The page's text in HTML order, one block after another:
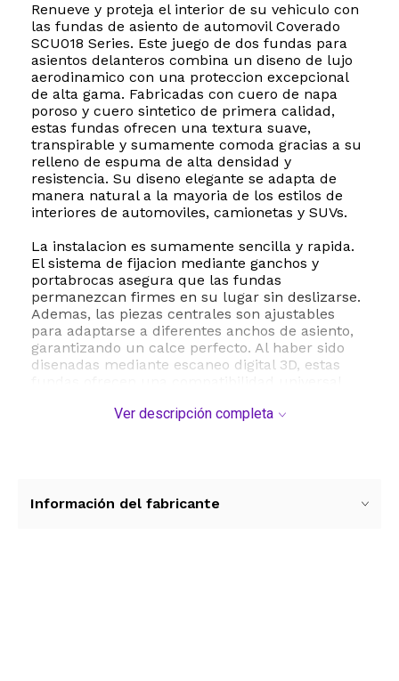
Renueve y proteja el interior de su vehiculo con
las fundas de asiento de automovil Coverado
SCU018 Series. Este juego de dos fundas para
asientos delanteros combina un diseno de lujo
aerodinamico con una proteccion excepcional
de alta gama. Fabricadas con cuero de napa
poroso y cuero sintetico de primera calidad,
estas fundas ofrecen una textura suave,
transpirable y sumamente comoda gracias a su
relleno de espuma de alta densidad y
resistencia. Su diseno elegante se adapta de
manera natural a la mayoria de los estilos de
interiores de automoviles, camionetas y SUVs.
La instalacion es sumamente sencilla y rapida.
El sistema de fijacion mediante ganchos y
portabrocas asegura que las fundas
permanezcan firmes en su lugar sin deslizarse.
Ademas, las piezas centrales son ajustables
para adaptarse a diferentes anchos de asiento,
garantizando un calce perfecto. Al haber sido
disenadas mediante escaneo digital 3D, estas
protegiendo el tapizado original sin obstruir las
Estas fundas no solo mejoran la estetica de su
Ver descripción completa
Información del fabricante